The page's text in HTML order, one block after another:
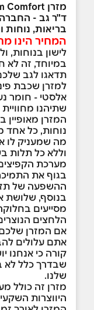
ד"ר גב - החברה
בריאות, נוחות
המחיר הינו
לישון בנוחות,
במיוחד, זה לא
תדאגו לגב
אלסטי - חומר
שתיהנו
נוחות, כל אחד
מה שמעניק לו
וללא כל תלות
מערכת
בגוף את
ההשפעה של
בנוסף, שלושת
מסייעים
הלחצים
אם המזרן
אתם עלולים
קורה כי אנחנו
שבדרך כלל לא
שלנו.
מזרן זה כולל
היווצרות